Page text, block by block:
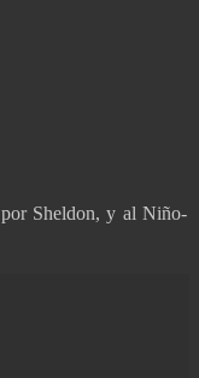
Sheldon, y al Niño-